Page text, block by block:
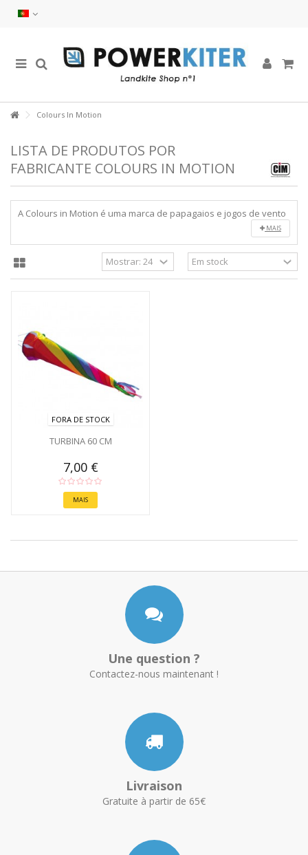
Colours In Motion
LISTA DE PRODUTOS POR
FABRICANTE COLOURS IN MOTION
A Colours in Motion é uma marca de papagaios e jogos de vento
MAIS
FORA DE STOCK
TURBINA 60 CM
7,00 €
MAIS
Une question ?
Contactez-nous maintenant !
Livraison
Gratuite à partir de 65€